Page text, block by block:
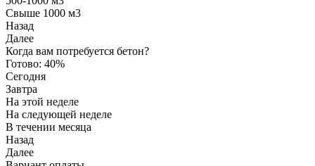
Свыше 1000 м3
Назад
Далее
Когда вам потребуется бетон?
Готово: 40%
Сегодня
Завтра
На этой неделе
На следующей неделе
В течении месяца
Назад
Далее